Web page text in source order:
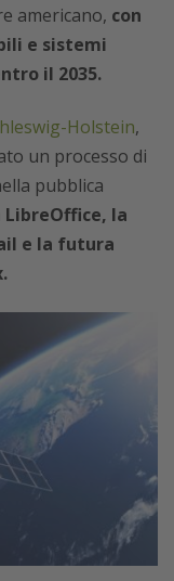
americano, con
e sistemi
il 2035.
Holstein,
un processo di
pubblica
LibreOffice, la
e la futura